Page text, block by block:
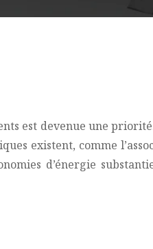
est devenue une
existent, comme
d’énergie